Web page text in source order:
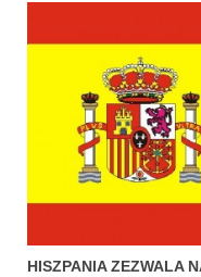
HISZPANIA ZEZWALA